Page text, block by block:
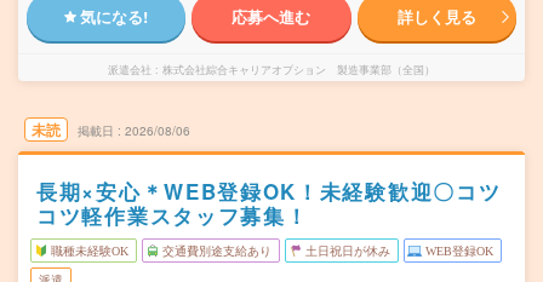
気になる! 応募へ進む 詳しく見る
派遣会社 株式会社綜合キャリアオプション 製造事業部（全国）
未読 掲載日 2026/08/06
長期×安心＊WEB登録OK！未経験歓迎〇コツ
コツ軽作業スタッフ募集！
職種未経験OK 交通費別途支給あり 土日祝日が休み WEB登録OK
派遣